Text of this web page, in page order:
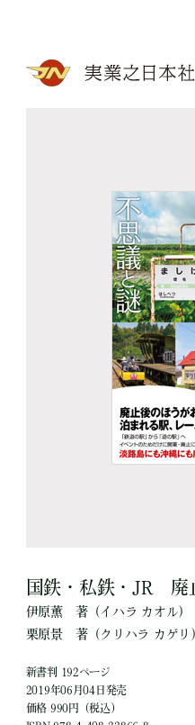
国鉄・私鉄・JR 廃
伊原薫 著（イハラ カオル）
栗原景
著（クリハラ カゲリ
新書判 192ページ
2019年06月04日発売
価格 990円（税込）